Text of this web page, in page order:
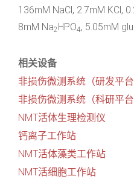
136mM NaCl, 2.7mM KCl,
8mM Na2HPO4, 5.05mM
相关设备
非损伤微测系统（研发平台
非损伤微测系统（科研平台
NMT活体生理检测仪
钙离子工作站
NMT活体藻类工作站
NMT活细胞工作站